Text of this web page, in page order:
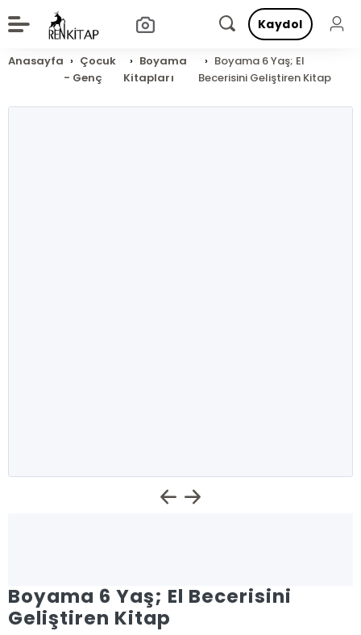
Kaydol
Anasayfa
Çocuk
- Genç
Boyama
Kitapları
Boyama 6 Yaş; El
Becerisini Geliştiren Kitap
Boyama 6 Yaş; El Becerisini
Geliştiren Kitap